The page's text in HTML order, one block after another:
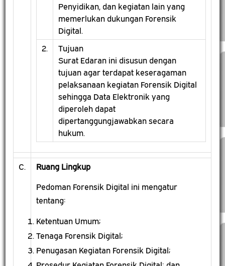
Penyidikan, dan kegiatan lain yang
memerlukan dukungan Forensik
Digital.
2.
Tujuan
Surat Edaran ini disusun dengan
tujuan agar terdapat keseragaman
pelaksanaan kegiatan Forensik Digital
sehingga Data Elektronik yang
diperoleh dapat
dipertanggungjawabkan secara
hukum.
C.
Ruang Lingkup
Pedoman Forensik Digital ini mengatur
tentang:
Ketentuan Umum;
Tenaga Forensik Digital;
Penugasan Kegiatan Forensik Digital;